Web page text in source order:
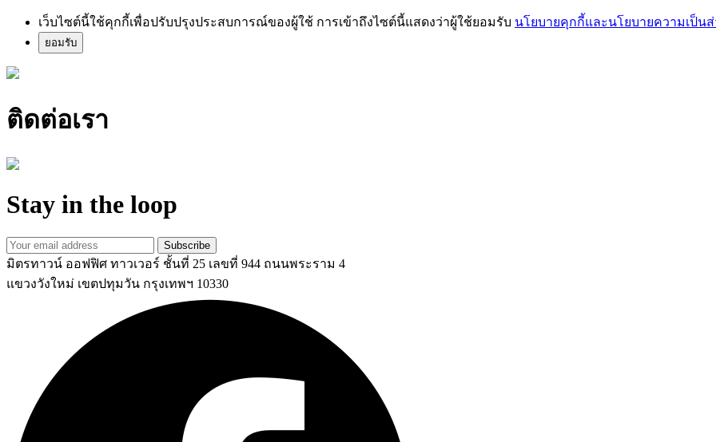
เว็บไซต์นี้ใช้คุกกี้เพื่อปรับปรุงประสบการณ์ของผู้ใช้ การเข้าถึงไซต์นี้แสดงว่าผู้ใช้ยอมรับ นโยบายคุกกี้และนโยบายความเป็น
ยอมรับ
ติดต่อเรา
Stay in the loop
Subscribe
มิตรทาวน์ ออฟฟิศ ทาวเวอร์ ชั้นที่ 25 เลขที่ 944 ถนนพระราม 4
แขวงวังใหม่ เขตปทุมวัน กรุงเทพฯ 10330